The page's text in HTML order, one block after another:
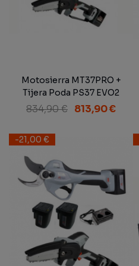
Motosierra MT37PRO +
Tijera Poda PS37 EVO2
Arvipo + 3 Baterías 5Ah +
834,90 € 813,90 €
-21,00 €